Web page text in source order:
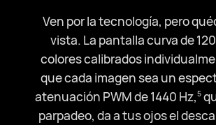
Ven por la tecnología, pero
vista. La pantalla curva de
colores calibrados
que cada imagen sea un
atenuación PWM de 1440 Hz,⁠5
parpadeo, da a tus ojos el